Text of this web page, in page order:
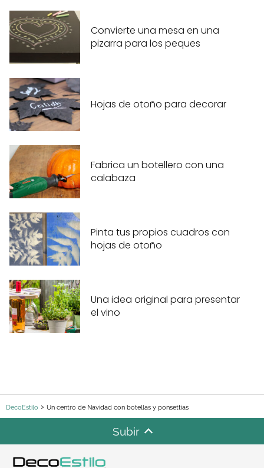
Convierte una mesa en una
pizarra para los peques
Hojas de otoño para decorar
Fabrica un botellero con una
calabaza
Pinta tus propios cuadros con
hojas de otoño
Una idea original para presentar
el vino
DecoEstilo Un centro de Navidad con botellas y ponsettias
Subir